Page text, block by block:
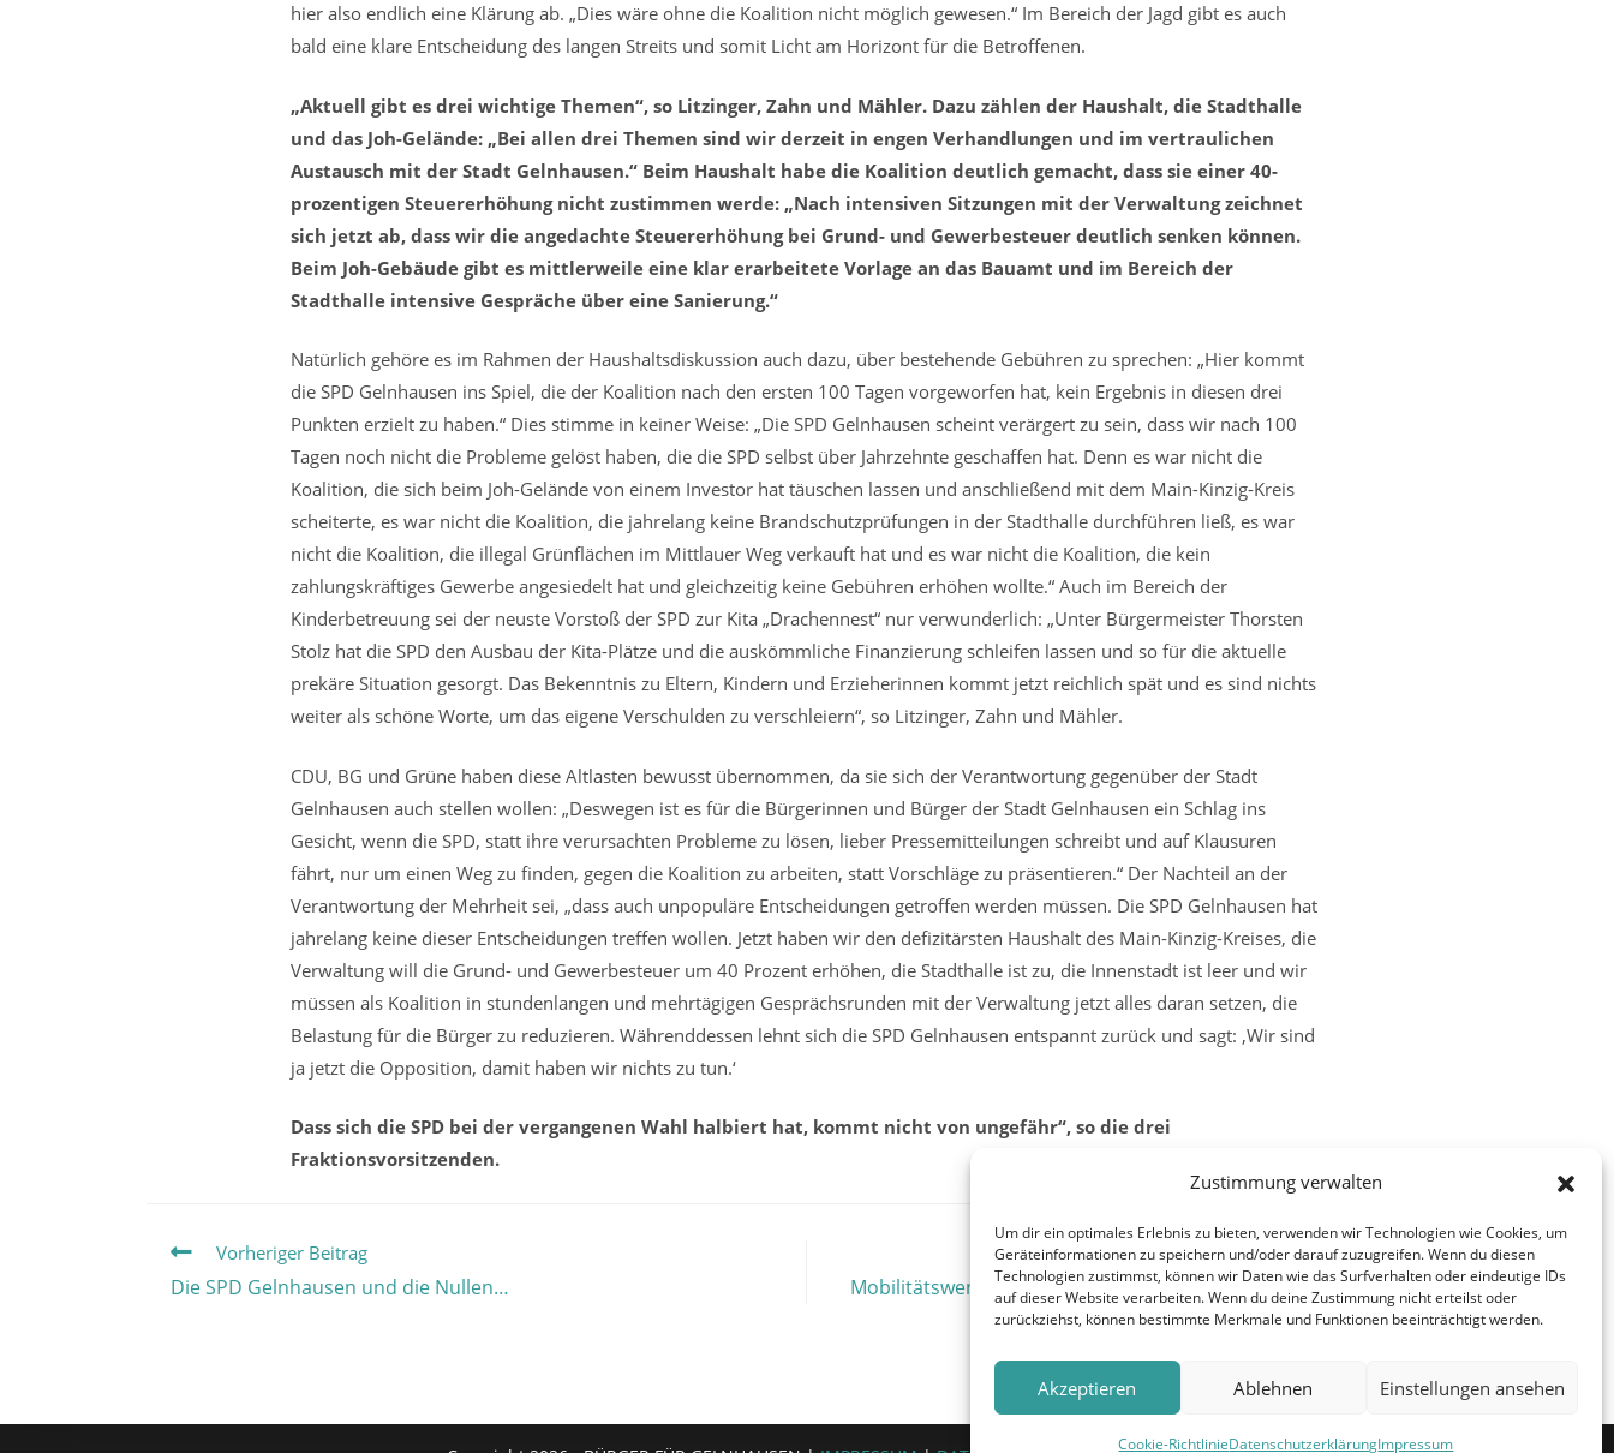
Zustimmung verwalten
Um dir ein optimales Erlebnis zu bieten, verwenden wir Technologien wie Cookies, um
Geräteinformationen zu speichern und/oder darauf zuzugreifen. Wenn du diesen
Technologien zustimmst, können wir Daten wie das Surfverhalten oder eindeutige IDs
auf dieser Website verarbeiten. Wenn du deine Zustimmung nicht erteilst oder
zurückziehst, können bestimmte Merkmale und Funktionen beeinträchtigt werden.
Akzeptieren Ablehnen Einstellungen ansehen
Cookie-RichtlinieDatenschutzerklärungImpressum
hier also endlich eine Klärung ab. „Dies wäre ohne die Koalition nicht möglich gewesen.“ Im Bereich der Jagd gibt es auch
bald eine klare Entscheidung des langen Streits und somit Licht am Horizont für die Betroffenen.
„Aktuell gibt es drei wichtige Themen“, so Litzinger, Zahn und Mähler. Dazu zählen der Haushalt, die Stadthalle
und das Joh-Gelände: „Bei allen drei Themen sind wir derzeit in engen Verhandlungen und im vertraulichen
Austausch mit der Stadt Gelnhausen.“ Beim Haushalt habe die Koalition deutlich gemacht, dass sie einer 40-
prozentigen Steuererhöhung nicht zustimmen werde: „Nach intensiven Sitzungen mit der Verwaltung zeichnet
sich jetzt ab, dass wir die angedachte Steuererhöhung bei Grund- und Gewerbesteuer deutlich senken können.
Beim Joh-Gebäude gibt es mittlerweile eine klar erarbeitete Vorlage an das Bauamt und im Bereich der
Stadthalle intensive Gespräche über eine Sanierung.“
Natürlich gehöre es im Rahmen der Haushaltsdiskussion auch dazu, über bestehende Gebühren zu sprechen: „Hier kommt
die SPD Gelnhausen ins Spiel, die der Koalition nach den ersten 100 Tagen vorgeworfen hat, kein Ergebnis in diesen drei
Punkten erzielt zu haben.“ Dies stimme in keiner Weise: „Die SPD Gelnhausen scheint verärgert zu sein, dass wir nach 100
Tagen noch nicht die Probleme gelöst haben, die die SPD selbst über Jahrzehnte geschaffen hat. Denn es war nicht die
Koalition, die sich beim Joh-Gelände von einem Investor hat täuschen lassen und anschließend mit dem Main-Kinzig-Kreis
scheiterte, es war nicht die Koalition, die jahrelang keine Brandschutzprüfungen in der Stadthalle durchführen ließ, es war
nicht die Koalition, die illegal Grünflächen im Mittlauer Weg verkauft hat und es war nicht die Koalition, die kein
zahlungskräftiges Gewerbe angesiedelt hat und gleichzeitig keine Gebühren erhöhen wollte.“ Auch im Bereich der
Kinderbetreuung sei der neuste Vorstoß der SPD zur Kita „Drachennest“ nur verwunderlich: „Unter Bürgermeister Thorsten
Stolz hat die SPD den Ausbau der Kita-Plätze und die auskömmliche Finanzierung schleifen lassen und so für die aktuelle
prekäre Situation gesorgt. Das Bekenntnis zu Eltern, Kindern und Erzieherinnen kommt jetzt reichlich spät und es sind nichts
weiter als schöne Worte, um das eigene Verschulden zu verschleiern“, so Litzinger, Zahn und Mähler.
CDU, BG und Grüne haben diese Altlasten bewusst übernommen, da sie sich der Verantwortung gegenüber der Stadt
Gelnhausen auch stellen wollen: „Deswegen ist es für die Bürgerinnen und Bürger der Stadt Gelnhausen ein Schlag ins
Gesicht, wenn die SPD, statt ihre verursachten Probleme zu lösen, lieber Pressemitteilungen schreibt und auf Klausuren
fährt, nur um einen Weg zu finden, gegen die Koalition zu arbeiten, statt Vorschläge zu präsentieren.“ Der Nachteil an der
Verantwortung der Mehrheit sei, „dass auch unpopuläre Entscheidungen getroffen werden müssen. Die SPD Gelnhausen hat
jahrelang keine dieser Entscheidungen treffen wollen. Jetzt haben wir den defizitärsten Haushalt des Main-Kinzig-Kreises, die
Verwaltung will die Grund- und Gewerbesteuer um 40 Prozent erhöhen, die Stadthalle ist zu, die Innenstadt ist leer und wir
müssen als Koalition in stundenlangen und mehrtägigen Gesprächsrunden mit der Verwaltung jetzt alles daran setzen, die
Belastung für die Bürger zu reduzieren. Währenddessen lehnt sich die SPD Gelnhausen entspannt zurück und sagt: ‚Wir sind
ja jetzt die Opposition, damit haben wir nichts zu tun.‘
Dass sich die SPD bei der vergangenen Wahl halbiert hat, kommt nicht von ungefähr“, so die drei
Fraktionsvorsitzenden.
Weitere
ansehen
Vorheriger Beitrag
Die SPD Gelnhausen und die Nullen…
Nächster Beitrag
Mobilitätswende jetzt! Auch in Gelnhausen – Mit dem Fahrrad von
der Müllerwiese zum Glashaus